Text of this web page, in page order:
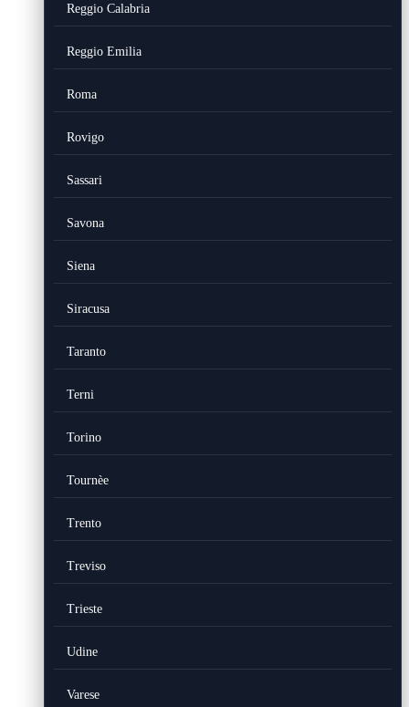
Reggio Calabria
Reggio Emilia
Roma
Rovigo
Sassari
Savona
Siena
Siracusa
Taranto
Terni
Torino
Tournèe
Trento
Treviso
Trieste
Udine
Varese